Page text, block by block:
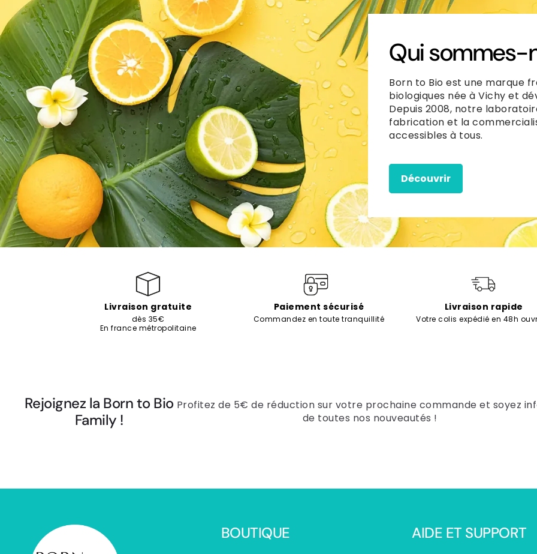
Qui sommes-
Born to Bio est une marque
biologiques née à Vichy et
Depuis 2008, notre
fabrication et la
accessibles à tous.
Découvrir
Livraison gratuite
dès 35€
En france métropolitaine
Paiement sécurisé
Commandez en toute tranquillité
Livraison rapide
Votre colis expédié en 48h
Rejoignez la Born to Bio
Family !
Profitez de 5€ de réduction sur votre prochaine commande et soyez
de toutes nos nouveautés !
BOUTIQUE AIDE ET SUPPORT